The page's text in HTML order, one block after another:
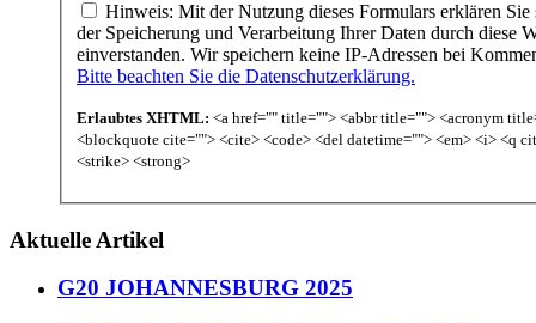
Hinweis: Mit der Nutzung dieses Formulars erklären Sie
der Speicherung und Verarbeitung Ihrer Daten durch diese
einverstanden. Wir speichern keine IP-Adressen bei
Bitte beachten Sie die Datenschutzerklärung.
Erlaubtes XHTML: <a href="" title=""> <abbr title=""> <acronym
<blockquote cite=""> <cite> <code> <del datetime=""> <em> <i> <q
<strike> <strong>
Aktuelle Artikel
G20 JOHANNESBURG 2025